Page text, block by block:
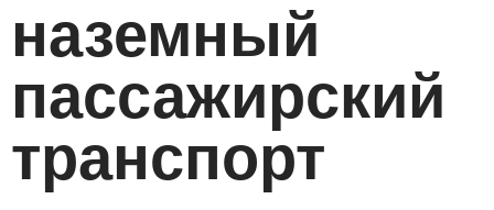
наземный
пассажирский
транспорт